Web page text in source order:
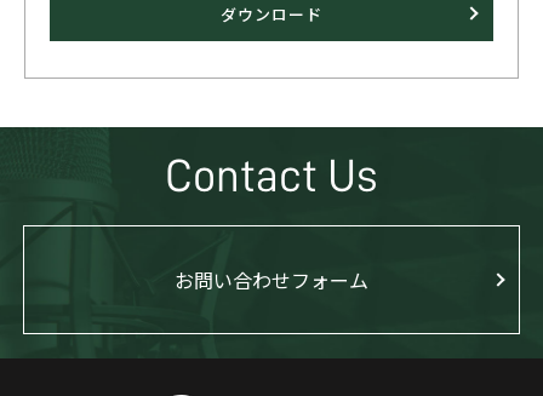
ダウンロード
Contact Us
お問い合わせフォーム